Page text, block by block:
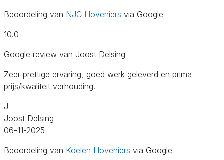
Beoordeling van NJC Hoveniers via Google
10.0
Google review van Joost Delsing
Zeer prettige ervaring, goed werk geleverd en prima
prijs/kwaliteit verhouding.
J
Joost Delsing
06-11-2025
Beoordeling van Koelen Hoveniers via Google